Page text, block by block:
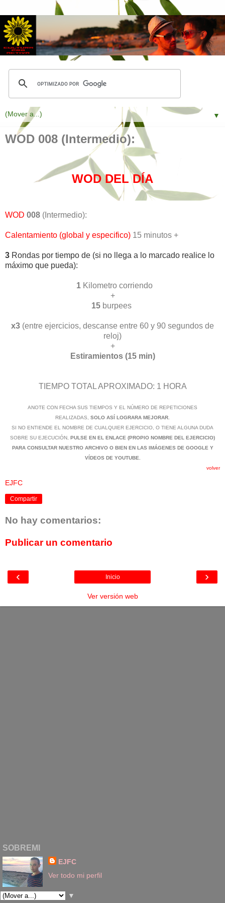
▼
WOD 008 (Intermedio):
WOD DEL DÍA
WOD 008 (Intermedio):
Calentamiento (global y especifico) 15 minutos +
3 Rondas por tiempo de (si no llega a lo marcado realice lo
máximo que pueda):
1 Kilometro corriendo
+
15 burpees
x3 (entre ejercicios, descanse entre 60 y 90 segundos de
reloj)
+
Estiramientos (15 min)
TIEMPO TOTAL APROXIMADO: 1 HORA
ANOTE CON FECHA SUS TIEMPOS Y EL NÚMERO DE REPETICIONES
REALIZADAS, SOLO ASÍ LOGRARA MEJORAR.
SI NO ENTIENDE EL NOMBRE DE CUALQUIER EJERCICIO, O TIENE ALGUNA DUDA
SOBRE SU EJECUCIÓN, PULSE EN EL ENLACE (PROPIO NOMBRE DEL EJERCICIO)
PARA CONSULTAR NUESTRO ARCHIVO O BIEN EN LAS IMÁGENES DE GOOGLE Y
VÍDEOS DE YOUTUBE.
volver
EJFC
Compartir
No hay comentarios:
Publicar un comentario
‹ ›
Inicio
Ver versión web
SOBREMI
EJFC
Ver todo mi perfil
▼